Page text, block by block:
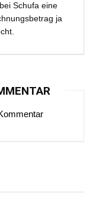
Schufa eine
ja